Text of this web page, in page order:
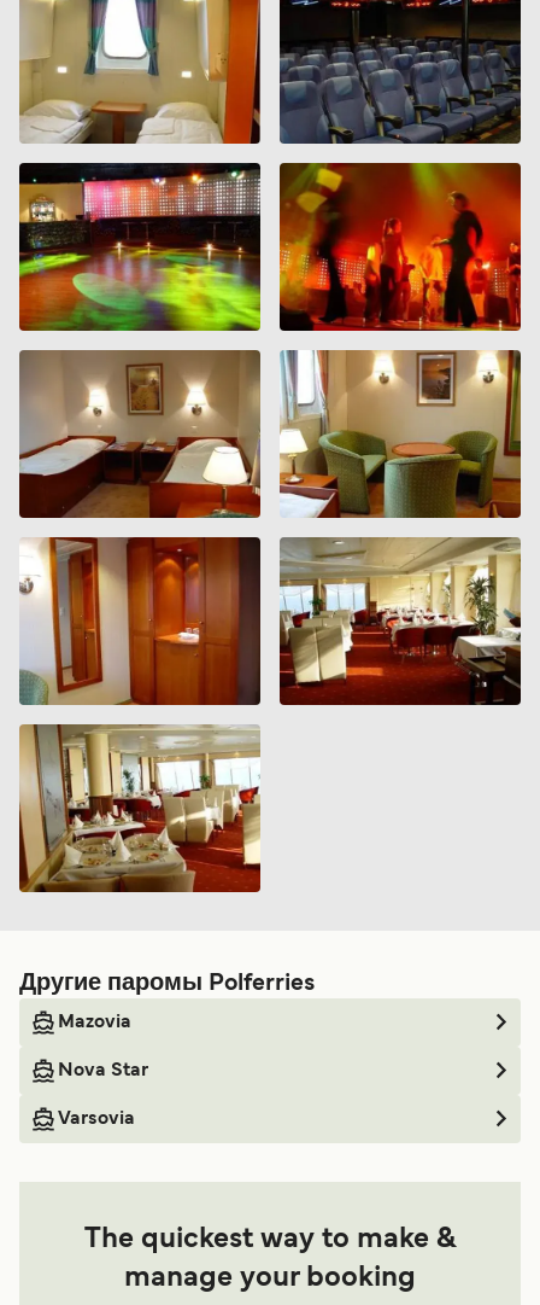
Другие паромы Polferries
Mazovia
Nova Star
Varsovia
The quickest way to make &
manage your booking